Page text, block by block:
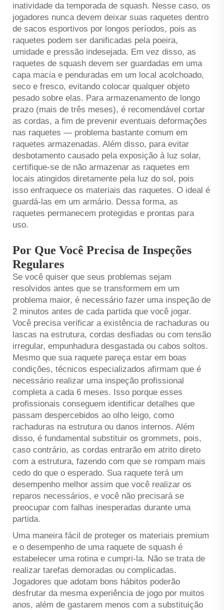
inatividade da temporada de squash. Nesse caso, os
jogadores nunca devem deixar suas raquetes dentro
de sacos esportivos por longos períodos, pois as
raquetes podem ser danificadas pela poeira,
umidade e pressão indesejada. Em vez disso, as
raquetes de squash devem ser guardadas em uma
capa macia e penduradas em um local acolchoado,
seco e fresco, evitando colocar qualquer objeto
pesado sobre elas. Para armazenamento de longo
prazo (mais de três meses), é recomendável cortar
as cordas, a fim de prevenir eventuais deformações
nas raquetes — problema bastante comum em
raquetes armazenadas. Além disso, para evitar
desbotamento causado pela exposição à luz solar,
certifique-se de não armazenar as raquetes em
locais atingidos diretamente pela luz do sol, pois
isso enfraquece os materiais das raquetes. O ideal é
guardá-las em um armário. Dessa forma, as
raquetes permanecem protegidas e prontas para
uso.
Por Que Você Precisa de Inspeções
Regulares
Se você quiser que seus problemas sejam
resolvidos antes que se transformem em um
problema maior, é necessário fazer uma inspeção de
2 minutos antes de cada partida que você jogar.
Você precisa verificar a existência de rachaduras ou
lascas na estrutura, cordas desfiadas ou com tensão
irregular, empunhadura desgastada ou cabos soltos.
Mesmo que sua raquete pareça estar em boas
condições, técnicos especializados afirmam que é
necessário realizar uma inspeção profissional
completa a cada 6 meses. Isso porque esses
profissionais conseguem identificar detalhes que
passam despercebidos ao olho leigo, como
rachaduras na estrutura ou danos internos. Além
disso, é fundamental substituir os grommets, pois,
caso contrário, as cordas entrarão em atrito direto
com a estrutura, fazendo com que se rompam mais
cedo do que o esperado. Sua raquete terá um
desempenho melhor assim que você realizar os
reparos necessários, e você não precisará se
preocupar com falhas inesperadas durante uma
partida.
Uma maneira fácil de proteger os materiais premium
e o desempenho de uma raquete de squash é
estabelecer uma rotina e cumpri-la. Não se trata de
realizar tarefas demoradas ou complicadas.
Jogadores que adotam bons hábitos poderão
desfrutar da mesma experiência de jogo por muitos
anos, além de gastarem menos com a substituição